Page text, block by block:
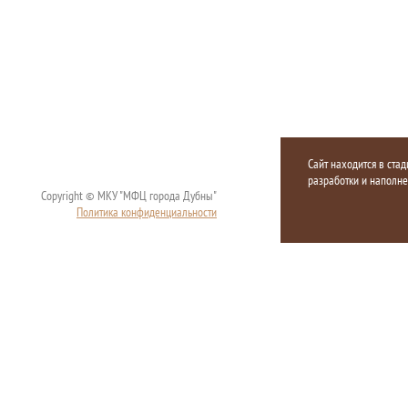
Copyright © МКУ "МФЦ города Дубны"
Политика конфиденциальности
Сайт находится в
разработки и